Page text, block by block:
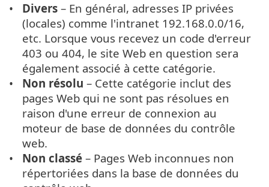
Divers – En général, adresses IP privées
(locales) comme l'intranet 192.168.0.0/16,
etc. Lorsque vous recevez un code d'erreur
403 ou 404, le site Web en question sera
également associé à cette catégorie.
Non résolu – Cette catégorie inclut des
pages Web qui ne sont pas résolues en
raison d'une erreur de connexion au
moteur de base de données du contrôle
web.
Non classé – Pages Web inconnues non
répertoriées dans la base de données du